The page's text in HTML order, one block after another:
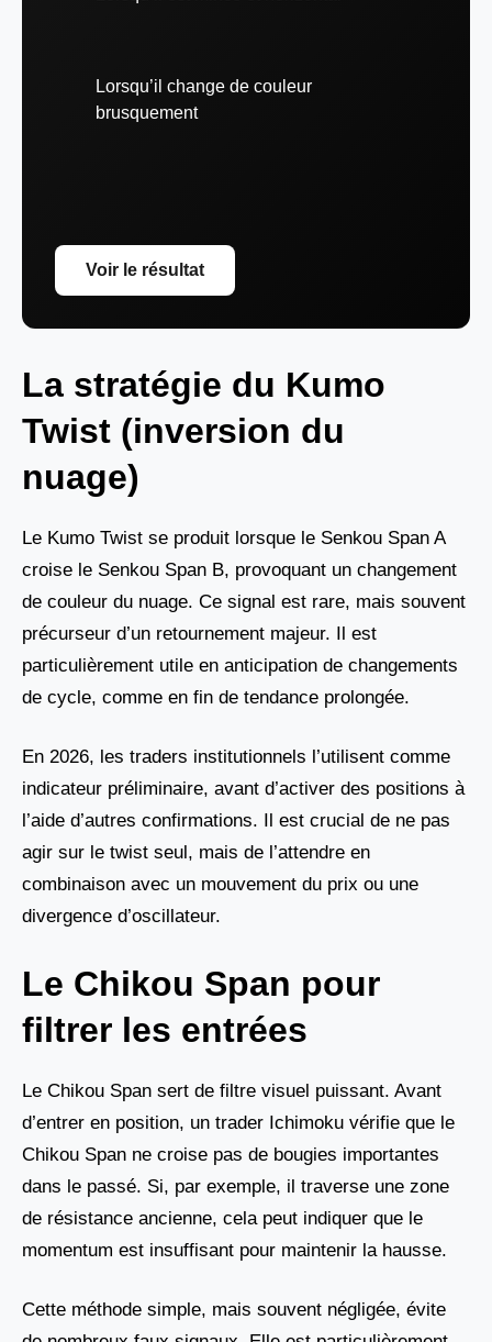
Lorsqu’il change de couleur
brusquement
Voir le résultat
La stratégie du Kumo
Twist (inversion du
nuage)
Le Kumo Twist se produit lorsque le Senkou Span A
croise le Senkou Span B, provoquant un changement
de couleur du nuage. Ce signal est rare, mais souvent
précurseur d’un retournement majeur. Il est
particulièrement utile en anticipation de changements
de cycle, comme en fin de tendance prolongée.
En 2026, les traders institutionnels l’utilisent comme
indicateur préliminaire, avant d’activer des positions à
l’aide d’autres confirmations. Il est crucial de ne pas
agir sur le twist seul, mais de l’attendre en
combinaison avec un mouvement du prix ou une
divergence d’oscillateur.
Le Chikou Span pour
filtrer les entrées
Le Chikou Span sert de filtre visuel puissant. Avant
d’entrer en position, un trader Ichimoku vérifie que le
Chikou Span ne croise pas de bougies importantes
dans le passé. Si, par exemple, il traverse une zone
de résistance ancienne, cela peut indiquer que le
momentum est insuffisant pour maintenir la hausse.
Cette méthode simple, mais souvent négligée, évite